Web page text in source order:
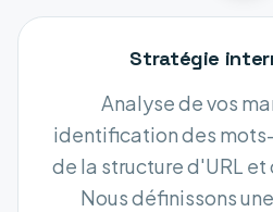
Stratégie
Analyse de vos
identification des
de la structure d'URL
Nous définissons